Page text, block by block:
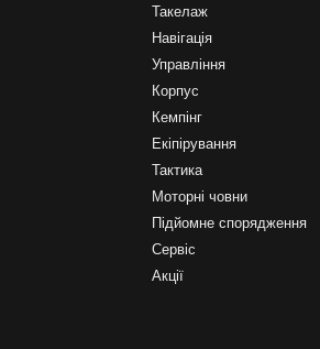
Такелаж
Навігація
Управління
Корпус
Кемпінг
Екіпірування
Тактика
Моторні човни
Підйомне спорядження
Сервіс
Акції